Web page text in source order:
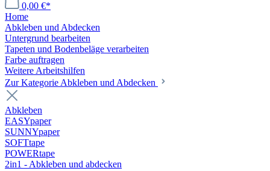
0,00 €*
Home
Abkleben und Abdecken
Untergrund bearbeiten
Tapeten und Bodenbeläge verarbeiten
Farbe auftragen
Weitere Arbeitshilfen
Zur Kategorie Abkleben und Abdecken
Abkleben
EASYpaper
SUNNYpaper
SOFTtape
POWERtape
2in1 - Abkleben und abdecken